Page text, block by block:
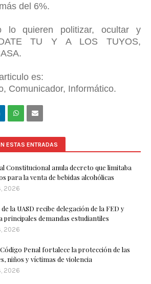
del 6%.
lo quieren politizar, ocultar y
TU Y A LOS TUYOS,
es:
Comunicador, Informático.
ESTAS ENTRADAS
Constitucional anula decreto que limitaba
para la venta de bebidas alcohólicas
2026
la UASD recibe delegación de la FED y
principales demandas estudiantiles
2026
Penal fortalece la protección de las
niños y víctimas de violencia
2026